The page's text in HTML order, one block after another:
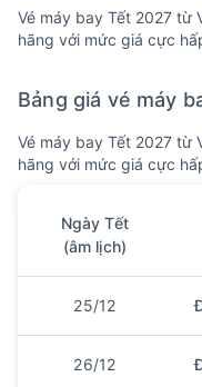
Vé máy bay Tết 2027 từ
hãng với mức giá cực
Bảng giá vé máy
Vé máy bay Tết 2027 từ
hãng với mức giá cực
Ngày Tết
(âm lịch)
25/12
26/12